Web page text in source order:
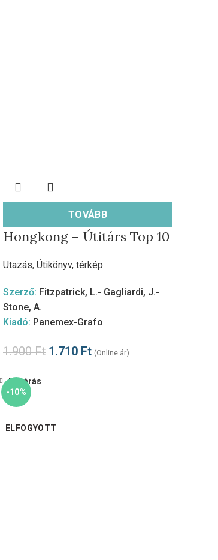
TOVÁBB
Hongkong – Útitárs Top 10
Utazás, Útikönyv, térkép
Szerző: Fitzpatrick, L.- Gagliardi, J.-
Stone, A.
Kiadó: Panemex-Grafo
1.900Ft 1.710 Ft (Online ár)
-10%
ELFOGYOTT
Bezárás